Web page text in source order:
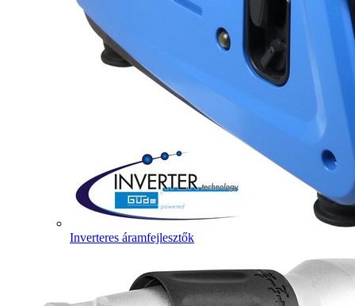
Inverteres áramfejlesztők